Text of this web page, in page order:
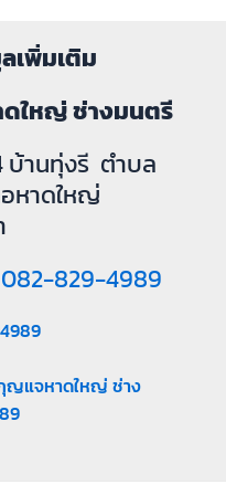
เพิ่มเติม
ใหญ่ ช่างมนตรี
บ้านทุ่งรี ตำบล
หาดใหญ่
082-829-4989
ญแจหาดใหญ่ ช่าง